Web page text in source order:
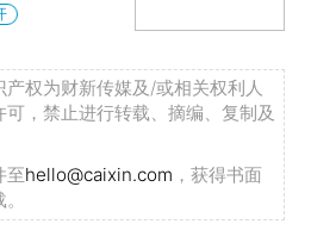
权为财新传媒及/或相关权利人
，禁止进行转载、摘编、复制及
至hello@caixin.com ，获得书面